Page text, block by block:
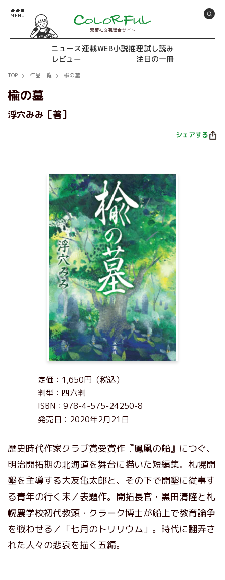
双葉社文芸総合サイト
ニュース連載WEB小説推理試し読み
レビュー
注目の一冊
TOP 作品一覧 楡の墓
楡の墓
浮穴みみ［著］
シェアする
定価：1,650円（税込）
判型：四六判
ISBN：978-4-575-24250-8
発売日：2020年2月21日
歴史時代作家クラブ賞受賞作『鳳凰の船』につぐ、
明治開拓期の北海道を舞台に描いた短編集。札幌開
墾を主導する大友亀太郎と、その下で開墾に従事す
る青年の行く末／表題作。開拓長官・黒田清隆と札
幌農学校初代教頭・クラーク博士が船上で教育論争
を戦わせる／「七月のトリリウム」。時代に翻弄さ
れた人々の悲哀を描く五編。